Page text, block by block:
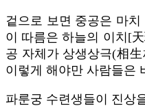
겉으로 보면 중공은 마
이 따름은 하늘의 이치[
공 자체가 상생상극(相
이렇게 해야만 사람들은
파룬궁 수련생들이 진상